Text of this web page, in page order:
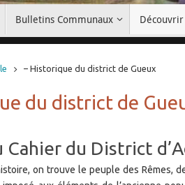
Bulletins Communaux Découvrir
– Historique du district de Gueux
du district de
du District
on trouve le peuple des Rêmes,